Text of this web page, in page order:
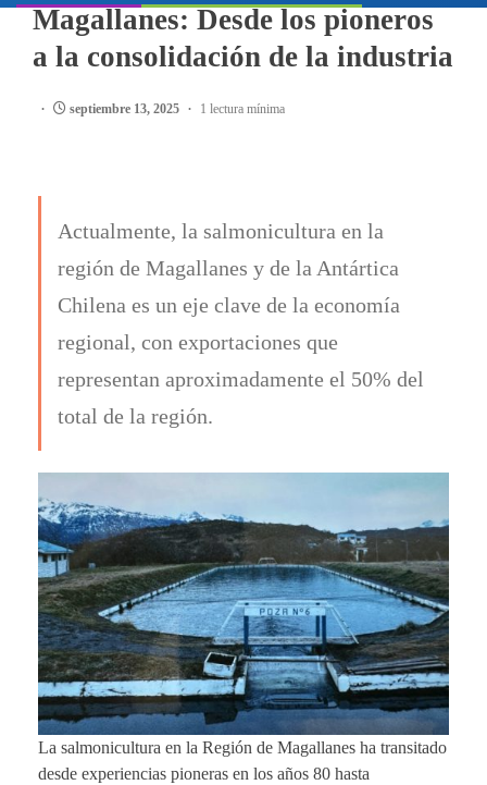
Magallanes: Desde los pioneros
a la consolidación de la industria
septiembre 13, 2025 1 lectura mínima
Actualmente, la salmonicultura en la
región de Magallanes y de la Antártica
Chilena es un eje clave de la economía
regional, con exportaciones que
representan aproximadamente el 50% del
total de la región.
La salmonicultura en la Región de Magallanes ha transitado
desde experiencias pioneras en los años 80 hasta